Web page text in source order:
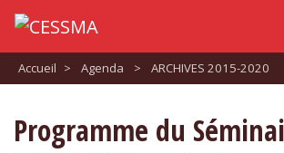
Accueil > Agenda > ARCHIVES 2015-2020
Programme du